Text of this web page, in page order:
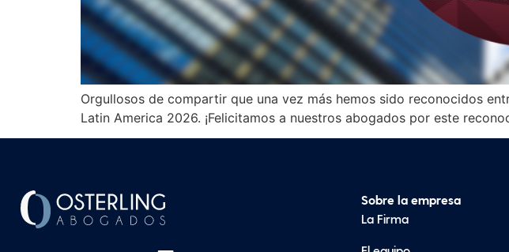
Orgullosos de compartir que una vez más hemos sido reconocidos
Latin America 2026. ¡Felicitamos a nuestros abogados por este
Sobre la empresa
La Firma